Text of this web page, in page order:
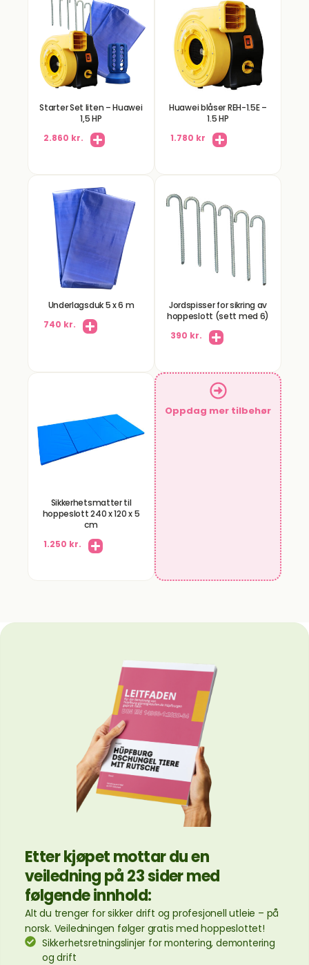
Starter Set liten – Huawei
1,5 HP
2.860 kr.
Huawei blåser REH-1.5E –
1.5 HP
1.780 kr
Underlagsduk 5 x 6 m
740 kr.
Jordspisser for sikring av
hoppeslott (sett med 6)
390 kr.
Sikkerhetsmatter til
hoppeslott 240 x 120 x 5
cm
1.250 kr.
Oppdag mer tilbehør
Etter kjøpet mottar du en
veiledning på 23 sider med
følgende innhold:
Alt du trenger for sikker drift og profesjonell utleie – på
norsk. Veiledningen følger gratis med hoppeslottet!
Sikkerhetsretningslinjer for montering, demontering
og drift